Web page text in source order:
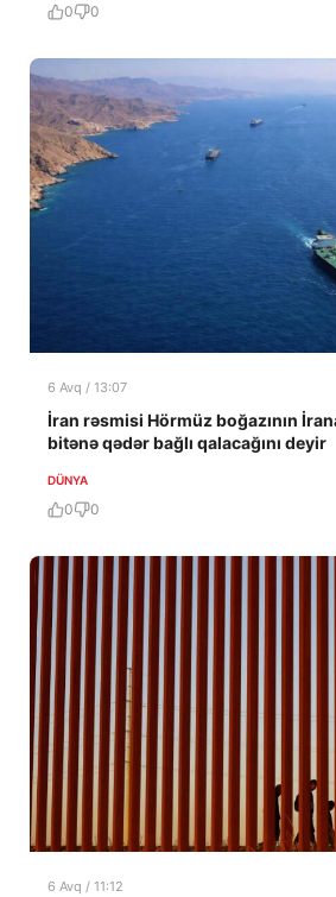
0 0
6 Avq / 13:07
İran rəsmisi Hörmüz boğazının
bitənə qədər bağlı qalacağını deyir
DÜNYA
0 0
6 Avq / 11:12